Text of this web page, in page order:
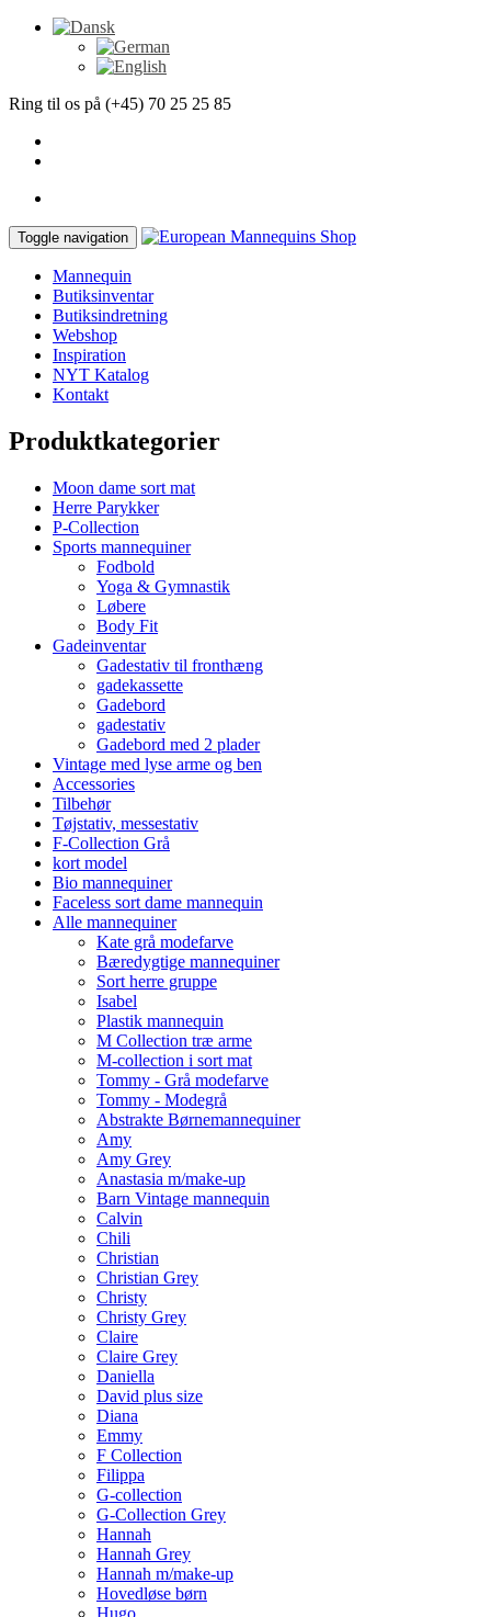
Ring til os på (+45) 70 25 25 85
Toggle navigation
Mannequin
Butiksinventar
Butiksindretning
Webshop
Inspiration
NYT Katalog
Kontakt
Produktkategorier
Moon dame sort mat
Herre Parykker
P-Collection
Sports mannequiner
Fodbold
Yoga & Gymnastik
Løbere
Body Fit
Gadeinventar
Gadestativ til fronthæng
gadekassette
Gadebord
gadestativ
Gadebord med 2 plader
Vintage med lyse arme og ben
Accessories
Tilbehør
Tøjstativ, messestativ
F-Collection Grå
kort model
Bio mannequiner
Faceless sort dame mannequin
Alle mannequiner
Kate grå modefarve
Bæredygtige mannequiner
Sort herre gruppe
Isabel
Plastik mannequin
M Collection træ arme
M-collection i sort mat
Tommy - Grå modefarve
Tommy - Modegrå
Abstrakte Børnemannequiner
Amy
Amy Grey
Anastasia m/make-up
Barn Vintage mannequin
Calvin
Chili
Christian
Christian Grey
Christy
Christy Grey
Claire
Claire Grey
Daniella
David plus size
Diana
Emmy
F Collection
Filippa
G-collection
G-Collection Grey
Hannah
Hannah Grey
Hannah m/make-up
Hovedløse børn
Hugo